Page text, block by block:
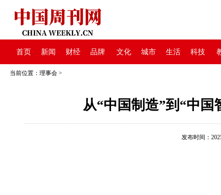
首页 新闻 财经 品牌 文化 城市 生活 科技
当前位置： 理事会 >
从“中国制造”到“中
发布时间：